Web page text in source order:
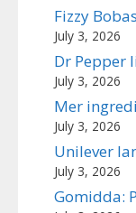
Fizzy
July 3, 2026
Dr Pepper
July 3, 2026
Mer
July 3, 2026
Unilever
July 3, 2026
Gomidda: